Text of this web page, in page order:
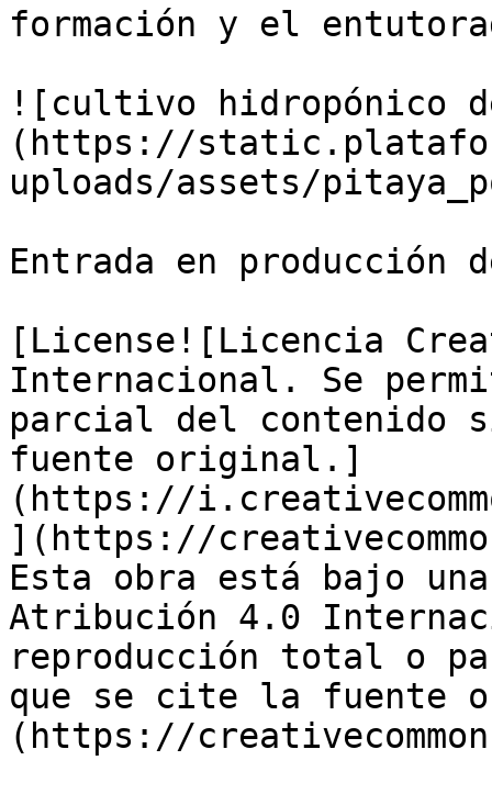
formación y el
![cultivo hidropónico
(https://
uploads/assets/
Entrada en
[License![Licencia
Internacional. Se
parcial del contenido
fuente original.]
(https://
](https://
Esta obra está bajo
Atribución 4.0
reproducción total o
que se cite la fuente
(https://